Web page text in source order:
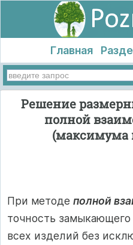
Главная
Решение
полной
При методе полной
точность замыкающего
всех изделий без